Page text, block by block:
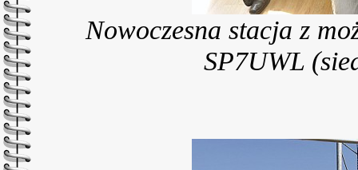
Nowoczesna stacja z
SP7UWL